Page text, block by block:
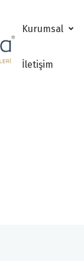
Kurumsal
İletişim